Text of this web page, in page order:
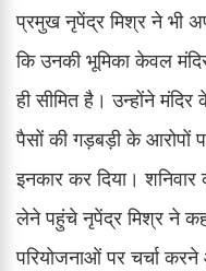
प्रमुख नृपेंद्र मिश्र ने भी
कि उनकी भूमिका केवल
ही सीमित है। उन्होंने
पैसों की गड़बड़ी के आरोपों
इनकार कर दिया। शनिवार
लेने पहुंचे नृपेंद्र मिश्र ने
परियोजनाओं पर चर्चा